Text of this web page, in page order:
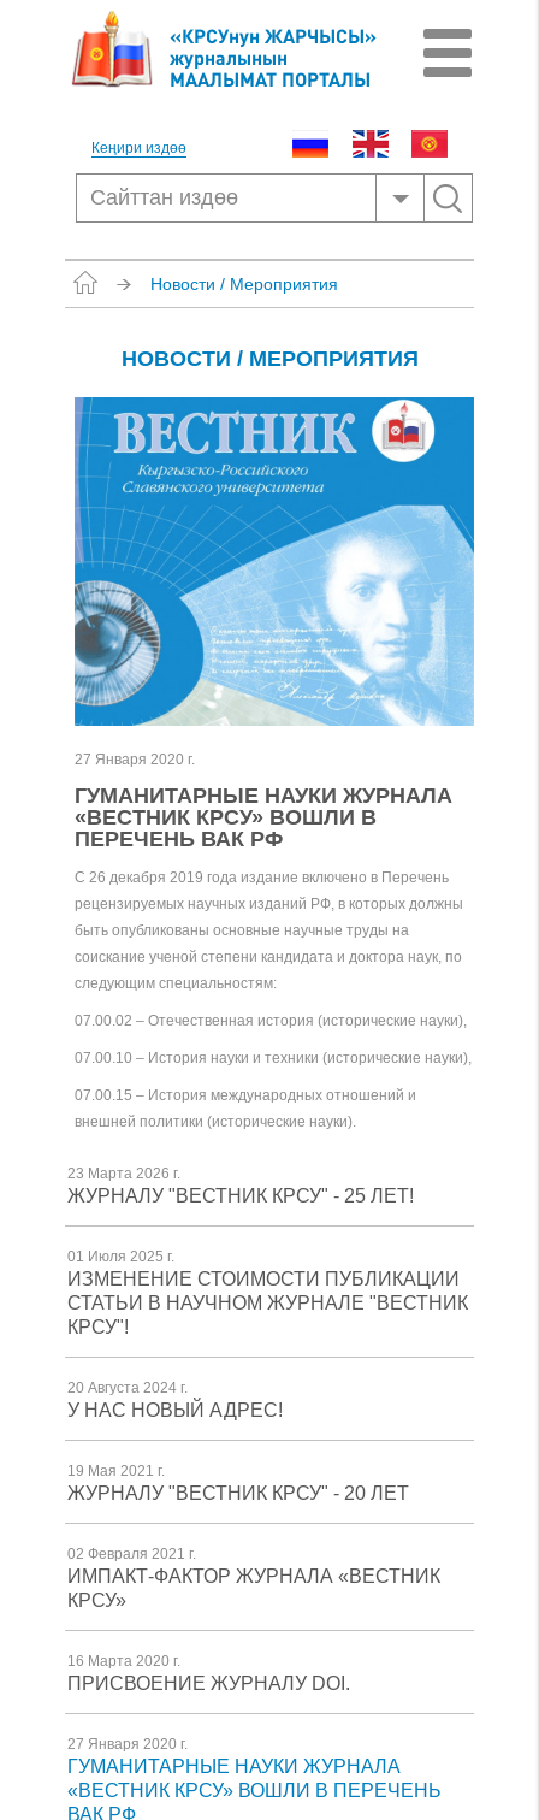
«КРСУнун ЖАРЧЫСЫ»
журналынын
МААЛЫМАТ ПОРТАЛЫ
Кеңири издөө
Новости / Мероприятия
НОВОСТИ / МЕРОПРИЯТИЯ
27 Января 2020 г.
ГУМАНИТАРНЫЕ НАУКИ ЖУРНАЛА
«ВЕСТНИК КРСУ» ВОШЛИ В
ПЕРЕЧЕНЬ ВАК РФ
С 26 декабря 2019 года издание включено в Перечень
рецензируемых научных изданий РФ, в которых должны
быть опубликованы основные научные труды на
соискание ученой степени кандидата и доктора наук, по
следующим специальностям:
07.00.02 – Отечественная история (исторические науки),
07.00.10 – История науки и техники (исторические науки),
07.00.15 – История международных отношений и
внешней политики (исторические науки).
23 Марта 2026 г.
ЖУРНАЛУ "ВЕСТНИК КРСУ" - 25 ЛЕТ!
01 Июля 2025 г.
ИЗМЕНЕНИЕ СТОИМОСТИ ПУБЛИКАЦИИ
СТАТЬИ В НАУЧНОМ ЖУРНАЛЕ "ВЕСТНИК
КРСУ"!
20 Августа 2024 г.
У НАС НОВЫЙ АДРЕС!
19 Мая 2021 г.
ЖУРНАЛУ "ВЕСТНИК КРСУ" - 20 ЛЕТ
02 Февраля 2021 г.
ИМПАКТ-ФАКТОР ЖУРНАЛА «ВЕСТНИК
КРСУ»
16 Марта 2020 г.
ПРИСВОЕНИЕ ЖУРНАЛУ DOI.
27 Января 2020 г.
ГУМАНИТАРНЫЕ НАУКИ ЖУРНАЛА
«ВЕСТНИК КРСУ» ВОШЛИ В ПЕРЕЧЕНЬ
ВАК РФ